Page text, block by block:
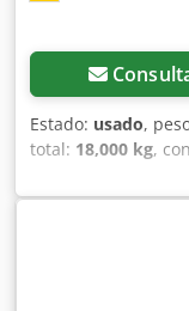
Estado: usado,
total: 18,000 kg,
,
mm, anchura del